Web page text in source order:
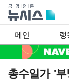
메인 랭
총수일가 '